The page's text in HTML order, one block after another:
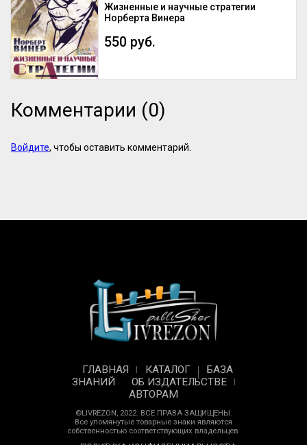
Жизненные и научные стратегии
Норберта Винера
550 руб.
Комментарии (0)
Войдите, чтобы оставить комментарий.
ГЛАВНАЯ КАТАЛОГ
БАЗА
ЗНАНИЙ
ОБ ИЗДАТЕЛЬСТВЕ
АВТОРАМ
©LIVREZON, 2022. ВСЕ ПРАВА ЗАЩИЩЕНЫ.
Все упомянутые товарные знаки являются
собственностью соответствующих владельцев.